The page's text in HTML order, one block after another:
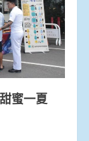
蜜一夏